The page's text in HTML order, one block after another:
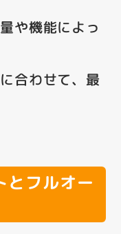
や機能によっ
合わせて、最
とフルオー